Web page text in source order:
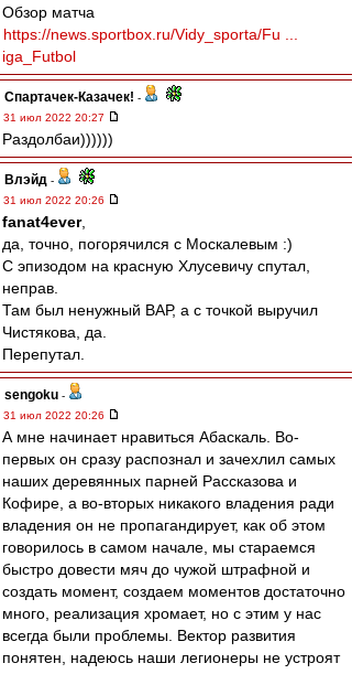
Обзор матча
https://news.sportbox.ru/Vidy_sporta/Fu ...
iga_Futbol
Спартачек-Казачек! -
31 июл 2022 20:27
Раздолбаи))))))
Влэйд -
31 июл 2022 20:26
fanat4ever,
да, точно, погорячился с Москалевым :)
С эпизодом на красную Хлусевичу спутал,
неправ.
Там был ненужный ВАР, а с точкой выручил
Чистякова, да.
Перепутал.
sengoku -
31 июл 2022 20:26
А мне начинает нравиться Абаскаль. Во-
первых он сразу распознал и зачехлил самых
наших деревянных парней Рассказова и
Кофире, а во-вторых никакого владения ради
владения он не пропагандирует, как об этом
говорилось в самом начале, мы стараемся
быстро довести мяч до чужой штрафной и
создать момент, создаем моментов достаточно
много, реализация хромает, но с этим у нас
всегда были проблемы. Вектор развития
понятен, надеюсь наши легионеры не устроят